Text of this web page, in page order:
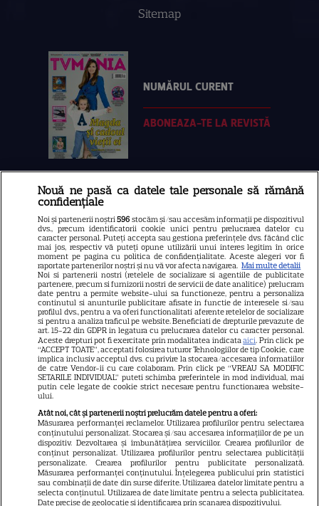
Sitemap
NUMĂRUL CURENT
ABONEAZA-TE LA REVISTĂ
Libertatea
Libertatea pentru femei
GSP
Știri mondene
Avantaje
Elle
Unica
Retete practice
URMĂREȘTE-NE PE
Copyright2026 Ringier Romania – Toate Drepturile rezervate
Nouă ne pasă ca datele tale personale să rămână
confidențiale
Noi și partenerii noștri596 stocăm și/sau accesăm informații pe dispozitivul
dvs., precum identificatorii cookie unici pentru prelucrarea datelor cu
caracter personal. Puteți accepta sau gestiona preferințele dvs. făcând clic
mai jos, respectiv vă puteți opune utilizării unui interes legitim în orice
moment pe pagina cu politica de confidențialitate. Aceste alegeri vor fi
raportate partenerilor noștri și nu vă vor afecta navigarea. Mai multe detalii
Noi si partenerii nostri (retelele de socializare si agentiile de publicitate
partenere, precum si furnizorii nostri de servicii de date analitice) prelucram
date pentru a permite website-ului sa functioneze, pentru a personaliza
continutul si anunturile publicitare afisate in functie de interesele si/sau
profilul dvs., pentru a va oferi functionalitati aferente retelelor de socializare
si pentru a analiza traficul pe website. Beneficiati de drepturile prevazute de
art. 15-22 din GDPR in legatura cu prelucrarea datelor cu caracter personal.
Aceste drepturi pot fi exercitate prin modalitatea indicataaici. Prin click pe
“ACCEPT TOATE”, acceptati folosirea tuturor Tehnologiilor de tip Cookie, care
implica inclusiv acceptul dvs. cu privire la stocarea/accesarea informatiilor
de catre Vendor-ii cu care colaboram. Prin click pe “VREAU SA MODIFIC
SETARILE INDIVIDUAL” puteti schimba preferintele in mod individual, mai
putin cele legate de cookie strict necesare pentru functionarea website-
ului.
Atât noi, cât și partenerii noștri prelucrăm datele pentru a oferi:
Măsurarea performanței reclamelor. Utilizarea profilurilor pentru selectarea
conținutului personalizat. Stocarea și/sau accesarea informațiilor de pe un
dispozitiv. Dezvoltarea și îmbunătățirea serviciilor. Crearea profilurilor de
conținut personalizat. Utilizarea profilurilor pentru selectarea publicității
personalizate. Crearea profilurilor pentru publicitate personalizată.
Măsurarea performanței conținutului. Înțelegerea publicului prin statistici
sau combinații de date din surse diferite. Utilizarea datelor limitate pentru a
selecta conținutul. Utilizarea de date limitate pentru a selecta publicitatea.
Date precise de geolocație și identificarea prin scanarea dispozitivului.